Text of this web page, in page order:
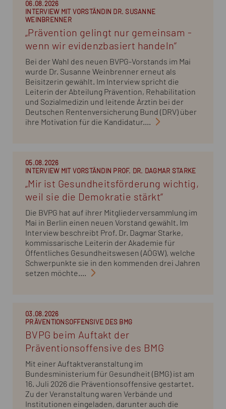
06.08.2026
INTERVIEW MIT VORSTÄNDIN DR. SUSANNE
WEINBRENNER
„Prävention gelingt nur gemeinsam -
wenn wir evidenzbasiert handeln“
Bei der Wahl des neuen BVPG-Vorstands im Mai
wurde Dr. Susanne Weinbrenner erneut als
Beisitzerin gewählt. Im Interview spricht die
Leiterin der Abteilung Prävention, Rehabilitation
und Sozialmedizin und leitende Ärztin bei der
Deutschen Rentenversicherung Bund (DRV) über
ihre Motivation für die Kandidatur....
05.08.2026
INTERVIEW MIT VORSTÄNDIN PROF. DR. DAGMAR STARKE
„Mir ist Gesundheitsförderung wichtig,
weil sie die Demokratie stärkt“
Die BVPG hat auf ihrer Mitgliederversammlung im
Mai in Berlin einen neuen Vorstand gewählt. Im
Interview beschreibt Prof. Dr. Dagmar Starke,
kommissarische Leiterin der Akademie für
Öffentliches Gesundheitswesen (AÖGW), welche
Schwerpunkte sie in den kommenden drei Jahren
setzen möchte....
03.08.2026
PRÄVENTIONSOFFENSIVE DES BMG
BVPG beim Auftakt der
Präventionsoffensive des BMG
Mit einer Auftaktveranstaltung im
Bundesministerium für Gesundheit (BMG) ist am
16. Juli 2026 die Präventionsoffensive gestartet.
Zu der Veranstaltung waren Verbände und
Institutionen eingeladen, darunter auch die